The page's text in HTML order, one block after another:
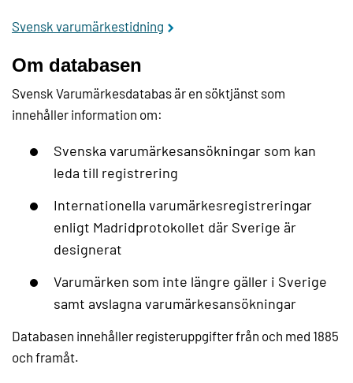
Svensk varumärkestidning
Om databasen
Svensk Varumärkesdatabas är en söktjänst som
innehåller information om:
Svenska varumärkesansökningar som kan
leda till registrering
Internationella varumärkesregistreringar
enligt Madridprotokollet där Sverige är
designerat
Varumärken som inte längre gäller i Sverige
samt avslagna varumärkesansökningar
Databasen innehåller registeruppgifter från och med 1885
och framåt.